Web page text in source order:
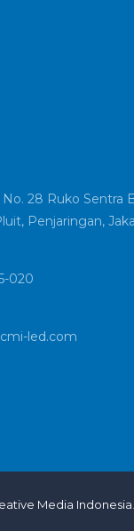
28 Ruko Sentra
Penjaringan,
020
led.com
Media Indonesia